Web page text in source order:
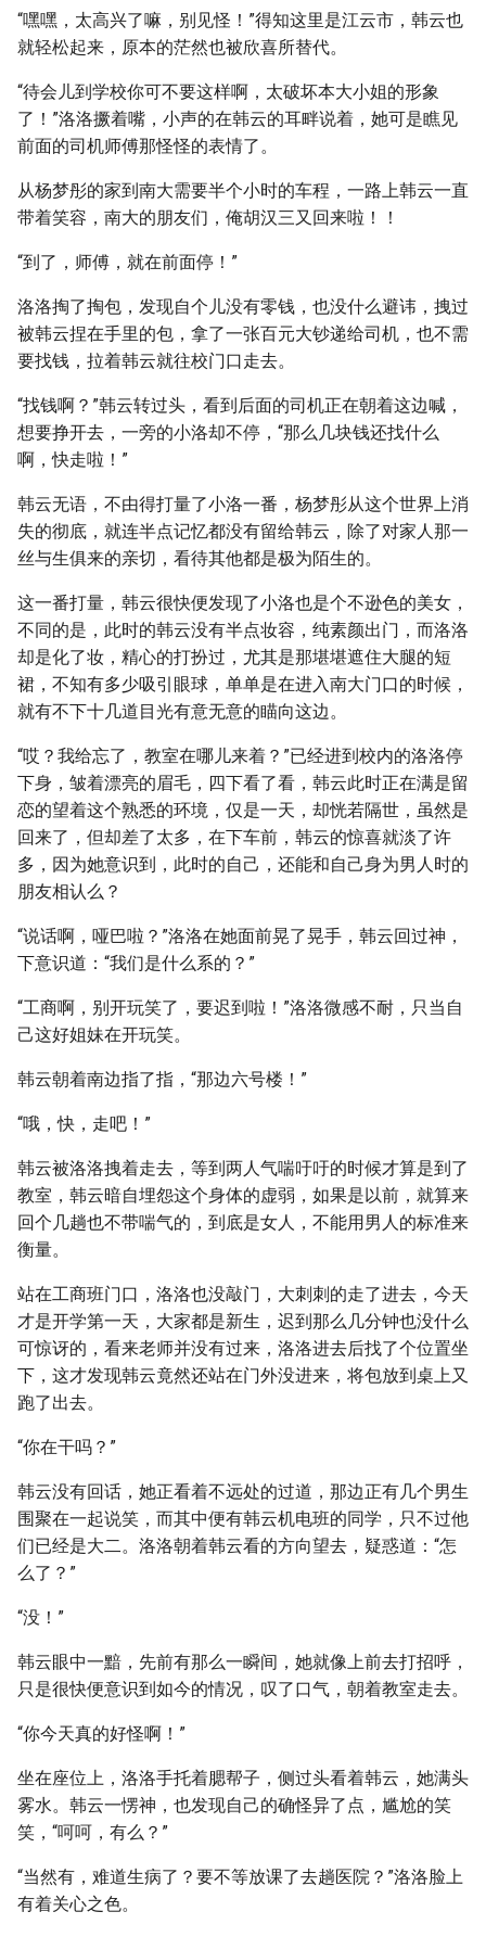
“嘿嘿，太高兴了嘛，别见怪！”得知这里是江云市，韩云也
就轻松起来，原本的茫然也被欣喜所替代。
“待会儿到学校你可不要这样啊，太破坏本大小姐的形象
了！”洛洛撅着嘴，小声的在韩云的耳畔说着，她可是瞧见
前面的司机师傅那怪怪的表情了。
从杨梦彤的家到南大需要半个小时的车程，一路上韩云一直
带着笑容，南大的朋友们，俺胡汉三又回来啦！！
“到了，师傅，就在前面停！”
洛洛掏了掏包，发现自个儿没有零钱，也没什么避讳，拽过
被韩云捏在手里的包，拿了一张百元大钞递给司机，也不需
要找钱，拉着韩云就往校门口走去。
“找钱啊？”韩云转过头，看到后面的司机正在朝着这边喊，
想要挣开去，一旁的小洛却不停，“那么几块钱还找什么
啊，快走啦！”
韩云无语，不由得打量了小洛一番，杨梦彤从这个世界上消
失的彻底，就连半点记忆都没有留给韩云，除了对家人那一
丝与生俱来的亲切，看待其他都是极为陌生的。
这一番打量，韩云很快便发现了小洛也是个不逊色的美女，
不同的是，此时的韩云没有半点妆容，纯素颜出门，而洛洛
却是化了妆，精心的打扮过，尤其是那堪堪遮住大腿的短
裙，不知有多少吸引眼球，单单是在进入南大门口的时候，
就有不下十几道目光有意无意的瞄向这边。
“哎？我给忘了，教室在哪儿来着？”已经进到校内的洛洛停
下身，皱着漂亮的眉毛，四下看了看，韩云此时正在满是留
恋的望着这个熟悉的环境，仅是一天，却恍若隔世，虽然是
回来了，但却差了太多，在下车前，韩云的惊喜就淡了许
多，因为她意识到，此时的自己，还能和自己身为男人时的
朋友相认么？
“说话啊，哑巴啦？”洛洛在她面前晃了晃手，韩云回过神，
下意识道：“我们是什么系的？”
“工商啊，别开玩笑了，要迟到啦！”洛洛微感不耐，只当自
己这好姐妹在开玩笑。
韩云朝着南边指了指，“那边六号楼！”
“哦，快，走吧！”
韩云被洛洛拽着走去，等到两人气喘吁吁的时候才算是到了
教室，韩云暗自埋怨这个身体的虚弱，如果是以前，就算来
回个几趟也不带喘气的，到底是女人，不能用男人的标准来
衡量。
站在工商班门口，洛洛也没敲门，大刺刺的走了进去，今天
才是开学第一天，大家都是新生，迟到那么几分钟也没什么
可惊讶的，看来老师并没有过来，洛洛进去后找了个位置坐
下，这才发现韩云竟然还站在门外没进来，将包放到桌上又
跑了出去。
“你在干吗？”
韩云没有回话，她正看着不远处的过道，那边正有几个男生
围聚在一起说笑，而其中便有韩云机电班的同学，只不过他
们已经是大二。洛洛朝着韩云看的方向望去，疑惑道：“怎
么了？”
“没！”
韩云眼中一黯，先前有那么一瞬间，她就像上前去打招呼，
只是很快便意识到如今的情况，叹了口气，朝着教室走去。
“你今天真的好怪啊！”
坐在座位上，洛洛手托着腮帮子，侧过头看着韩云，她满头
雾水。韩云一愣神，也发现自己的确怪异了点，尴尬的笑
笑，“呵呵，有么？”
“当然有，难道生病了？要不等放课了去趟医院？”洛洛脸上
有着关心之色。